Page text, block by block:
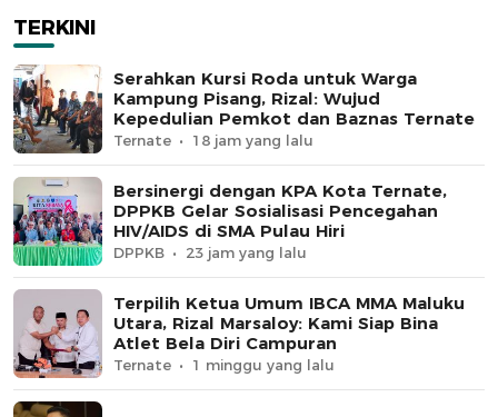
TERKINI
Serahkan Kursi Roda untuk Warga
Kampung Pisang, Rizal: Wujud
Kepedulian Pemkot dan Baznas Ternate
Ternate 18 jam yang lalu
Bersinergi dengan KPA Kota Ternate,
DPPKB Gelar Sosialisasi Pencegahan
HIV/AIDS di SMA Pulau Hiri
DPPKB 23 jam yang lalu
Terpilih Ketua Umum IBCA MMA Maluku
Utara, Rizal Marsaloy: Kami Siap Bina
Atlet Bela Diri Campuran
Ternate 1 minggu yang lalu